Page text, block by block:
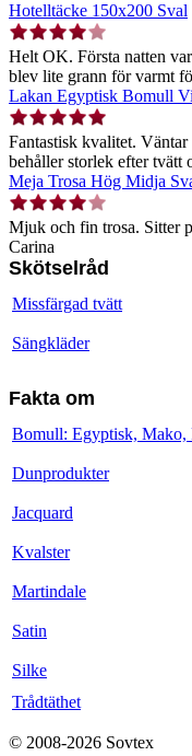
Hotelltäcke 150x200 Sval
Helt OK. Första natten
blev lite grann för varmt
Lakan Egyptisk Bomull
Fantastisk kvalitet. Väntar
behåller storlek efter tvätt
Meja Trosa Hög Midja
Mjuk och fin trosa. Sitter
Carina
Skötselråd
Missfärgad tvätt
Sängkläder
Fakta om
Bomull: Egyptisk, Mako,
Dunprodukter
Jacquard
Kvalster
Martindale
Satin
Silke
Trådtäthet
© 2008-2026 Sovtex